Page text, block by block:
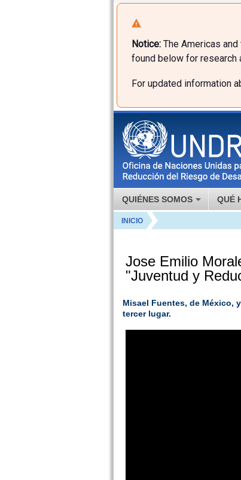
Notice: The Americas
found below for research
For updated information
QUIÉNES SOMOS QUÉ
INICIO
Jose Emilio
"Juventud y
Misael Fuentes, de México,
tercer lugar.